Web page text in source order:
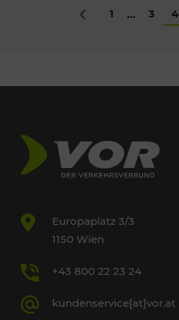
Zurück
1 ... 3 4
Europaplatz 3/3
1150 Wien
+43 800 22 23 24
kundenservice[at]vor.at